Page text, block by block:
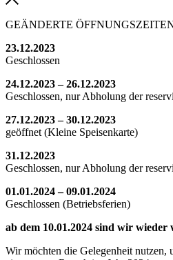
GEÄNDERTE
23.12.2023
Geschlossen
24.12.2023 – 26.12.2023
Geschlossen, nur Abholung der
27.12.2023 – 30.12.2023
geöffnet (Kleine Speisenkarte)
31.12.2023
Geschlossen, nur Abholung der
01.01.2024 – 09.01.2024
Geschlossen (Betriebsferien)
ab dem 10.01.2024 sind wir wieder
Wir möchten die Gelegenheit nutzen,